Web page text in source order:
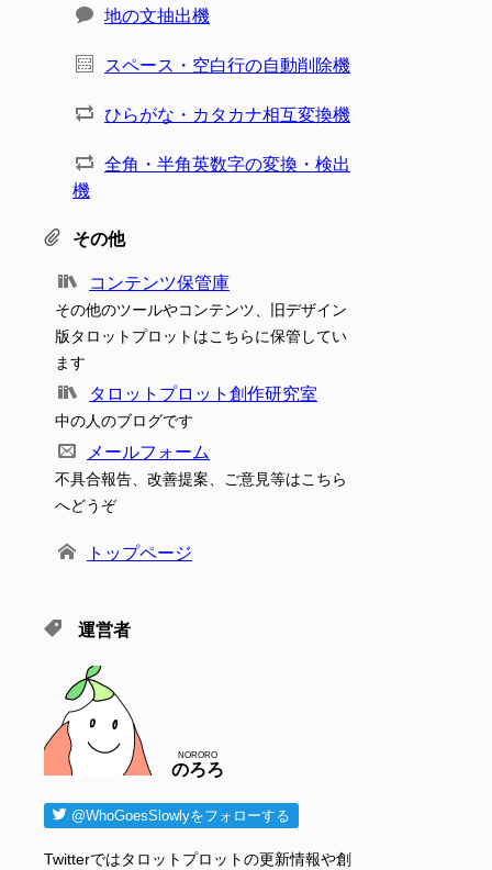
地の文抽出機
スペース・空白行の自動削除機
ひらがな・カタカナ相互変換機
全角・半角英数字の変換・検出
機
その他
コンテンツ保管庫
その他のツールやコンテンツ、旧デザイン
版タロットプロットはこちらに保管してい
ます
タロットプロット創作研究室
中の人のブログです
メールフォーム
不具合報告、改善提案、ご意見等はこちら
へどうぞ
トップページ
運営者
のろろ
NORORO
@WhoGoesSlowlyをフォローする
Twitterではタロットプロットの更新情報や創